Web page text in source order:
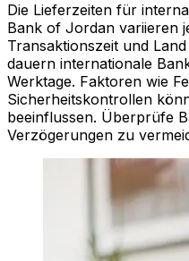
Die Lieferzeiten für
Bank of Jordan variieren
Transaktionszeit und
dauern internationale
Werktage. Faktoren wie
Sicherheitskontrollen
beeinflussen. Überprüfe
Verzögerungen zu